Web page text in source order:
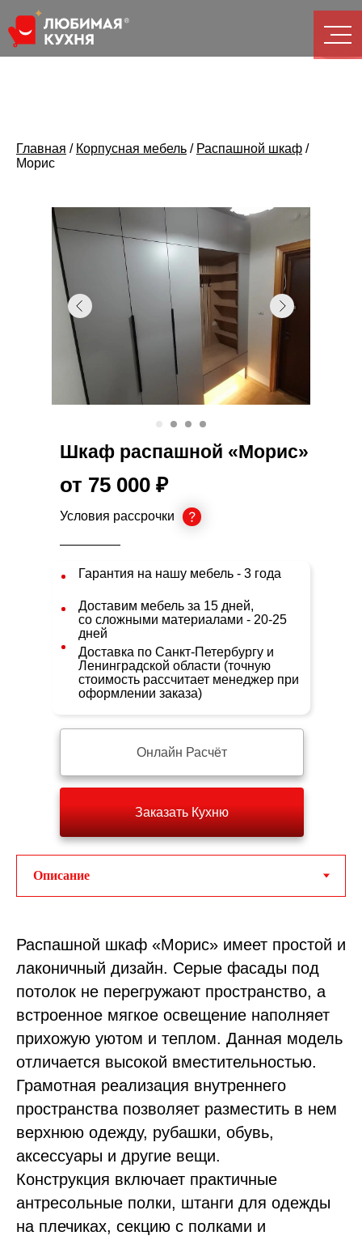
Главная / Корпусная мебель / Распашной шкаф /
Морис
Шкаф распашной «Морис»
Онлайн Расчёт
Условия рассрочки
Доставим мебель за 15 дней,
со сложными материалами - 20-25
дней
Доставка по Санкт-Петербургу и
Ленинградской области (точную
стоимость рассчитает менеджер при
оформлении заказа)
Гарантия на нашу мебель - 3 года
от 75 000 ₽
Заказать Кухню
Распашной шкаф «Морис» имеет простой и
лаконичный дизайн. Серые фасады под
потолок не перегружают пространство, а
встроенное мягкое освещение наполняет
прихожую уютом и теплом. Данная модель
отличается высокой вместительностью.
Грамотная реализация внутреннего
пространства позволяет разместить в нем
верхнюю одежду, рубашки, обувь,
аксессуары и другие вещи.
Конструкция включает практичные
антресольные полки, штанги для одежды
на плечиках, секцию с полками и